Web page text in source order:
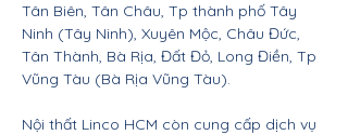
Tân Biên, Tân Châu, Tp thành phố Tây
Ninh (Tây Ninh), Xuyên Mộc, Châu Đức,
Tân Thành, Bà Rịa, Đất Đỏ, Long Điền, Tp
Vũng Tàu (Bà Rịa Vũng Tàu).
Nội thất Linco HCM còn cung cấp dịch vụ